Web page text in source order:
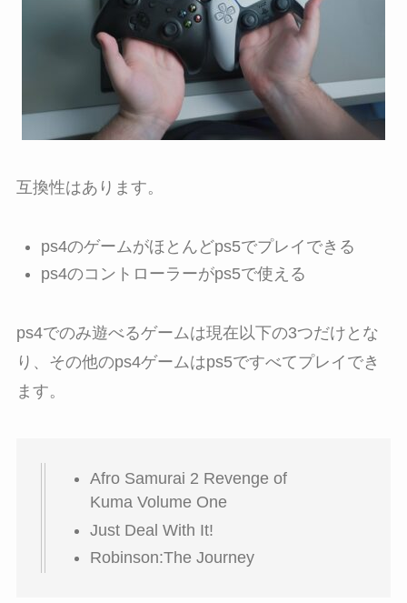
互換性はあります。
ps4のゲームがほとんどps5でプレイできる
ps4のコントローラーがps5で使える
ps4でのみ遊べるゲームは現在以下の3つだけとな
り、その他のps4ゲームはps5ですべてプレイでき
ます。
Afro Samurai 2 Revenge of
Kuma Volume One
Just Deal With It!
Robinson:The Journey